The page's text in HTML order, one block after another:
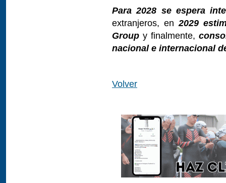
Para 2028 se espera
extranjeros, en 2029
Group y finalmente,
nacional e internacional
Volver